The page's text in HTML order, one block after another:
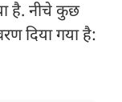
है. नीचे कुछ
दिया गया है: